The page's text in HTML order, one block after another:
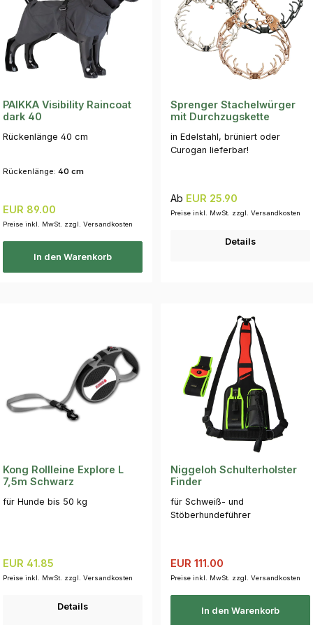
PAIKKA Visibility Raincoat
dark 40
Rückenlänge 40 cm
Rückenlänge: 40 cm
Regulärer Preis:
EUR 89.00
Preise inkl. MwSt. zzgl. Versandkosten
In den Warenkorb
Sprenger Stachelwürger
mit Durchzugskette
in Edelstahl, brüniert oder
Curogan lieferbar!
Regulärer Preis:
Ab EUR 25.90
Preise inkl. MwSt. zzgl. Versandkosten
Details
Kong Rollleine Explore L
7,5m Schwarz
für Hunde bis 50 kg
Regulärer Preis:
EUR 41.85
Preise inkl. MwSt. zzgl. Versandkosten
Details
Niggeloh Schulterholster
Finder
für Schweiß- und
Stöberhundeführer
Verkaufspreis:
EUR 111.00
Preise inkl. MwSt. zzgl. Versandkosten
In den Warenkorb